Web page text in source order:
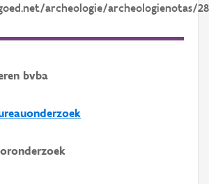
archeologie/archeologienotas/
bvba